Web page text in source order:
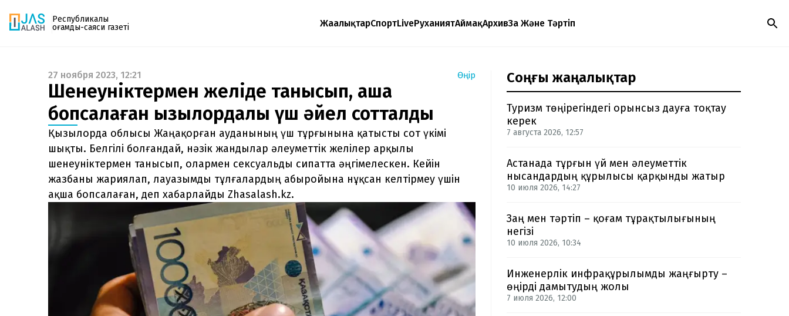
Республикалық
қоғамдық-саяси газеті
ЖаңалықтарСпортLiveРуханиятАймақАрхивЗаң Және Тәртіп
Газетке жазылу
PDF форматтағы газетті ай сайын электронды
поштаңызға алып отырыңыз. Жаңа нөмір
шыққан сәтте сізге бірден жіберіледі. Тек email
енгізіңіз, біз қалғанын өзіміз жібереміз.
27 ноября 2023, 12:21 Өңір
Шенеуніктермен желіде танысып, ақша
бопсалаған қызылордалық үш әйел сотталды
Қызылорда облысы Жаңақорған ауданының үш тұрғынына қатысты сот үкімі
шықты. Белгілі болғандай, нәзік жандылар әлеуметтік желілер арқылы
шенеуніктермен танысып, олармен сексуальды сипатта әңгімелескен. Кейін
жазбаны жариялап, лауазымды тұлғалардың абыройына нұқсан келтірмеу үшін
ақша бопсалаған, деп хабарлайды Zhasalash.kz.
Соңғы жаңалықтар
Туризм төңірегіндегі орынсыз дауға тоқтау
керек
7 августа 2026, 12:57
Астанада тұрғын үй мен әлеуметтік
нысандардың құрылысы қарқынды жатыр
10 июля 2026, 14:27
Заң мен тәртіп – қоғам тұрақтылығының
негізі
10 июля 2026, 10:34
Инженерлік инфрақұрылымды жаңғырту –
өңірді дамытудың жолы
7 июля 2026, 12:00